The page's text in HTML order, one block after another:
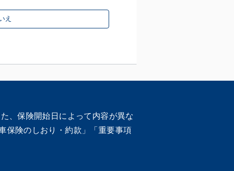
え
、保険開始日によって内容が異な
保険のしおり・約款」「重要事項